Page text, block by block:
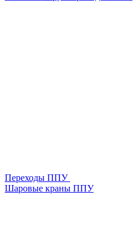
Переходы ППУ
Шаровые краны ППУ